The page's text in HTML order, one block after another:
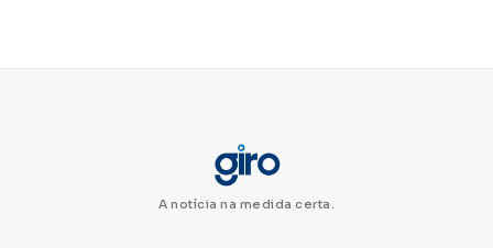
A notícia na medida certa.